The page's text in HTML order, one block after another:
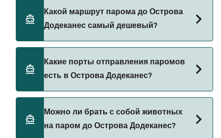
Сими
Mastichari (Kos)
Калимнос
Санторини (Тира)
Кос
Нисирос
следует по маршруту из Pserimos в Mastichari
(Kos) со временем переправы примерно 20 мин.
Какой маршрут парома до Острова
Додеканес самый дешевый?
стоит 2₽ на пароме из Mastichari (Kos) в
Pserimos. Цена не включает сборы за
бронирование.
Какие порты отправления паромов
есть в Острова Додеканес?
Додеканес:
Можно ли брать с собой животных
на паром до Острова Додеканес?